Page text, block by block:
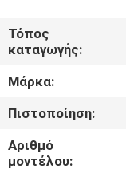
ΠΕΡΊΠΟΥ
ΕΜΕΊΣ
ΓΎΡΟΣ
Τόπος
καταγωγής:
Μάρκα:
Πιστοποίηση:
Αριθμό
μοντέλου: